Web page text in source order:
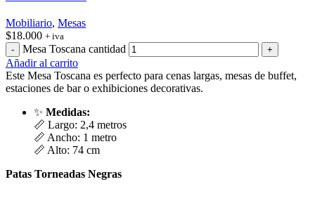
Mobiliario, Mesas
$18.000 + iva
Mesa Toscana cantidad
Añadir al carrito
Este Mesa Toscana es perfecto para cenas largas, mesas de buffet,
estaciones de bar o exhibiciones decorativas.
✨ Medidas:
📏 Largo: 2,4 metros
📏 Ancho: 1 metro
📏 Alto: 74 cm
Patas Torneadas Negras